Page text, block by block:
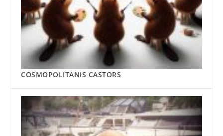
COSMOPOLITANIS CASTORS